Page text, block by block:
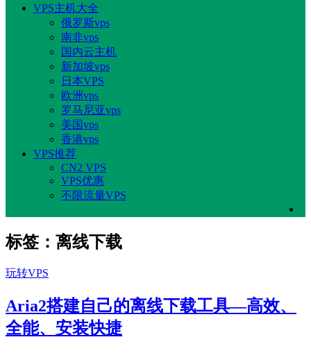
VPS主机大全
俄罗斯vps
南非vps
国内云主机
新加坡vps
日本VPS
欧洲vps
罗马尼亚vps
美国vps
香港vps
VPS推荐
CN2 VPS
VPS优惠
不限流量VPS
标签：离线下载
玩转VPS
Aria2搭建自己的离线下载工具—高效、
全能、安装快捷